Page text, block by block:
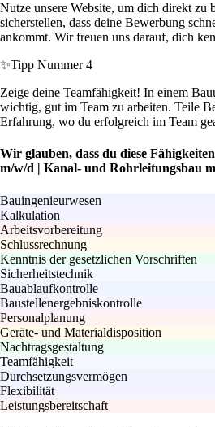
Nutze unsere Website, um dich direkt zu
sicherstellen, dass deine Bewerbung
ankommt. Wir freuen uns darauf, dich
✨Tipp Nummer 4
Zeige deine Teamfähigkeit! In einem
wichtig, gut im Team zu arbeiten. Teile
Erfahrung, wo du erfolgreich im Team
Wir glauben, dass du diese
m/w/d | Kanal- und Rohrleitungsbau
Bauingenieurwesen
Kalkulation
Arbeitsvorbereitung
Schlussrechnung
Kenntnis der gesetzlichen Vorschriften
Sicherheitstechnik
Bauablaufkontrolle
Baustellenergebniskontrolle
Personalplanung
Geräte- und Materialdisposition
Nachtragsgestaltung
Teamfähigkeit
Durchsetzungsvermögen
Flexibilität
Leistungsbereitschaft